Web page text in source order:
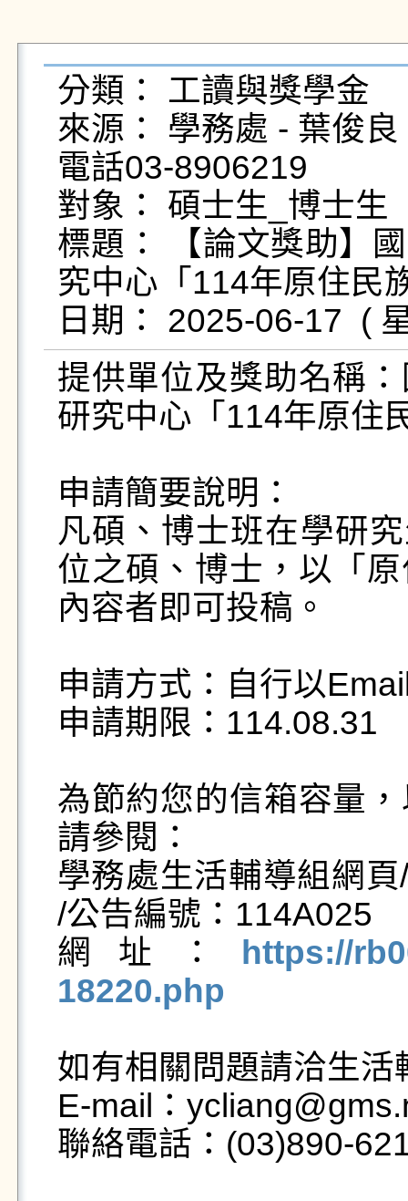
分類： 工讀與獎學金
來源： 學務處 - 葉俊
電話03-8906219
對象： 碩士生_博士生
標題： 【論文獎助】
究中心「114年原住民
提供單位及獎助名稱
研究中心「114年原住
申請簡要說明：
凡碩、博士班在學研
位之碩、博士，以「
內容者即可投稿。
申請方式：自行以
申請期限：114.08.31
為節約您的信箱容量
請參閱：
學務處生活輔導組網
/公告編號：114A025
網址：
https://
18220.php
如有相關問題請洽生
E-mail：
聯絡電話：(03)890-